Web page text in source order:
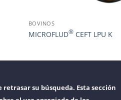
BOVINOS
MICROFLUD®CEFT LPU K
su búsqueda. Esta sección